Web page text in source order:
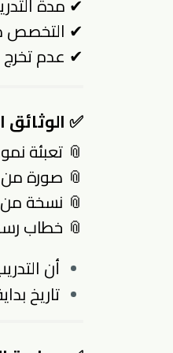
✔ مدة التدريب
✔ التخصص
✔ عدم تخرج
✅ الوثائق
📎 تعبئة
📎 صورة من
📎 نسخة
📎 خطاب
أن
تاريخ